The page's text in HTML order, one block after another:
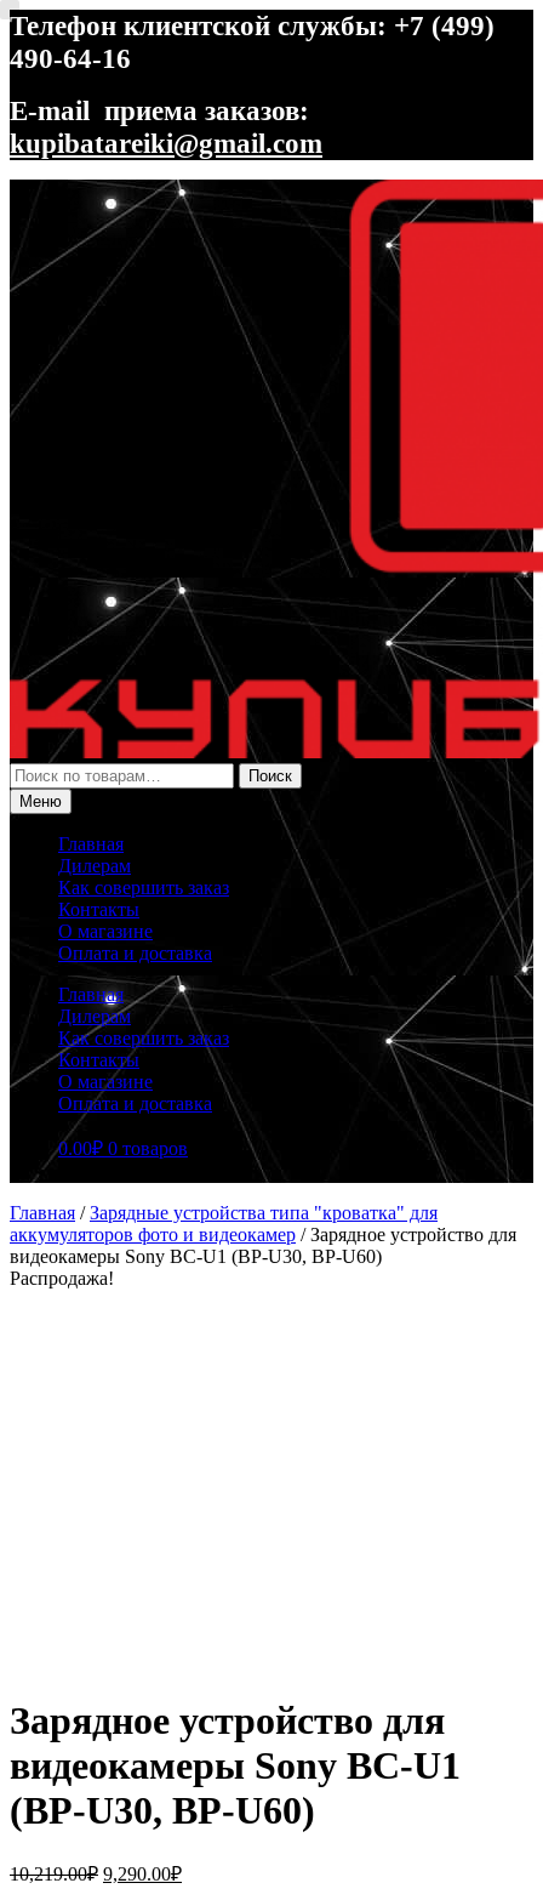
Телефон клиентской службы: +7 (499)
490-64-16
E-mail приема заказов:
kupibatareiki@gmail.com
Перейти
навигации
Перейти
содержимому
Искать:
Поиск
Меню
Главная
Дилерам
Как совершить заказ
Контакты
О магазине
Оплата и доставка
Главная
Дилерам
Как совершить заказ
Контакты
О магазине
Оплата и доставка
0.00₽ 0 товаров
Главная /Зарядные устройства типа "кроватка" для
аккумуляторов фото и видеокамер /Зарядное устройство для
видеокамеры Sony BC-U1 (BP-U30, BP-U60)
Распродажа!
Зарядное устройство для
видеокамеры Sony BC-U1
(BP-U30, BP-U60)
10,219.00₽ Первоначальная
9,290.00₽Текущая